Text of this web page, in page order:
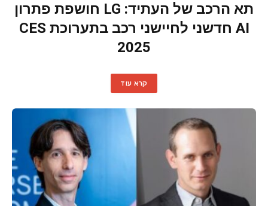
תא הרכב של העתיד: LG חושפת פתרון
AI חדשני לחיישני רכב בתערוכת CES
2025
קרא עוד